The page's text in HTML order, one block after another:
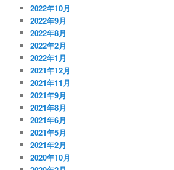
2022年10月
2022年9月
2022年8月
2022年2月
2022年1月
2021年12月
2021年11月
2021年9月
2021年8月
2021年6月
2021年5月
2021年2月
2020年10月